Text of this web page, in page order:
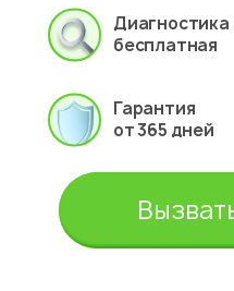
Диагностика
бесплатная
Гарантия
от 365 дней